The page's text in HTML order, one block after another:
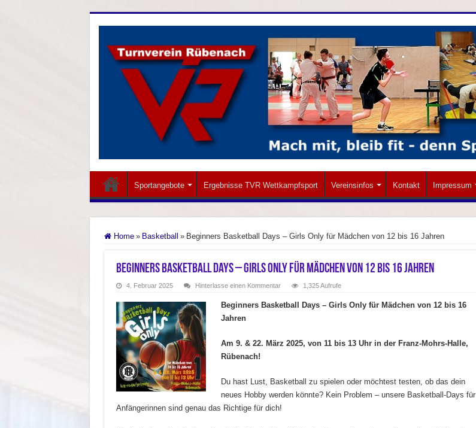
Sportangebote Ergebnisse TVR Wettkampfsport Vereinsinfos Kontakt Impressum
Home » Basketball » Beginners Basketball Days – Girls Only für Mädchen von 12 bis 16 Jahren
Beginners Basketball Days – Girls Only für Mädchen von 12 bis 16 Jahren
4. Februar 2025 Hinterlasse einen Kommentar 1,325 Aufrufe
Beginners Basketball Days – Girls Only für Mädchen von 12 bis 16
Jahren
Am 9. & 22. März 2025, von 11 bis 13 Uhr in der Franz-Mohrs-Halle,
Rübenach!
Du hast Lust, Basketball zu spielen oder möchtest testen, ob das dein
neues Hobby werden könnte? Kein Problem – unsere Basketball-Days für
Anfängerinnen sind genau das Richtige für dich!